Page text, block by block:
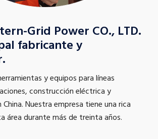
Grid Power CO., LTD.
fabricante y
y equipos para líneas
construcción eléctrica y
Nuestra empresa tiene una rica
área durante más de treinta años.